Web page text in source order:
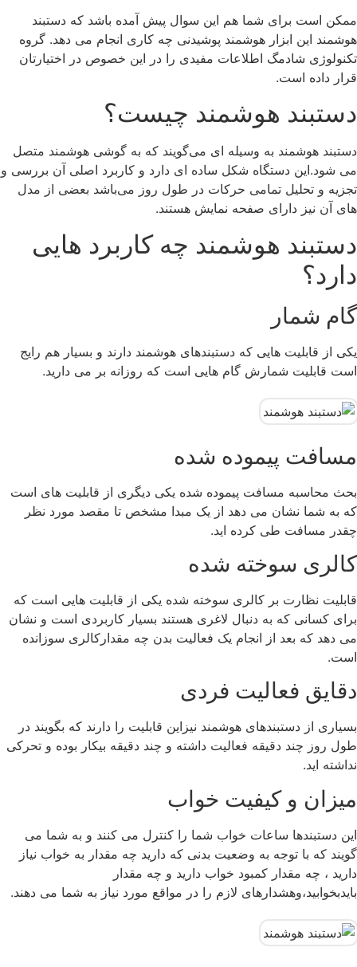
ممکن است برای شما هم این سوال پیش آمده باشد که دستبند
هوشمند این ابزار هوشمند پوشیدنی چه کاری انجام می دهد. گروه
تکنولوژی شادمگ اطلاعات مفیدی را در این خصوص در اختیارتان
قرار داده است.
دستبند هوشمند چیست؟
دستبند هوشمند به وسیله ای می‌گویند که به گوشی هوشمند متصل
می شود.این دستگاه شکل ساده ای دارد و کاربرد اصلی آن بررسی و
تجزیه و تحلیل تمامی حرکات در طول روز می‌باشد بعضی از مدل
های آن نیز دارای صفحه نمایش هستند.
دستبند هوشمند چه کاربرد هایی
دارد؟
گام شمار
یکی از قابلیت هایی که دستبندهای هوشمند دارند و بسیار هم رایج
است قابلیت شمارش گام هایی است که روزانه بر می دارید.
مسافت پیموده شده
بحث محاسبه مسافت پیموده شده یکی دیگری از قابلیت های است
که به شما نشان می دهد از یک مبدا مشخص تا مقصد مورد نظر
چقدر مسافت طی کرده اید.
کالری سوخته شده
قابلیت نظارت بر کالری سوخته شده یکی از قابلیت هایی است که
برای کسانی که به دنبال لاغری هستند بسیار کاربردی است و نشان
می دهد که بعد از انجام یک فعالیت بدن چه مقدارکالری سوزانده
است.
دقایق فعالیت فردی
بسیاری از دستبندهای هوشمند نیزاین قابلیت را دارند که بگویند در
طول روز چند دقیقه فعالیت داشته و چند دقیقه بیکار بوده و تحرکی
نداشته اید.
میزان و کیفیت خواب
این دستبندها ساعات خواب شما را کنترل می کنند و به شما می
گویند که با توجه به وضعیت بدنی که دارید چه مقدار به خواب نیاز
دارید ، چه مقدار کمبود خواب دارید و چه مقدار
بایدبخوابید،وهشدارهای لازم را در مواقع مورد نیاز به شما می دهند.